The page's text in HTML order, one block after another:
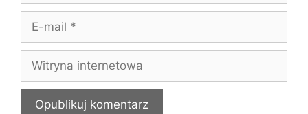
Witryna
internetowa